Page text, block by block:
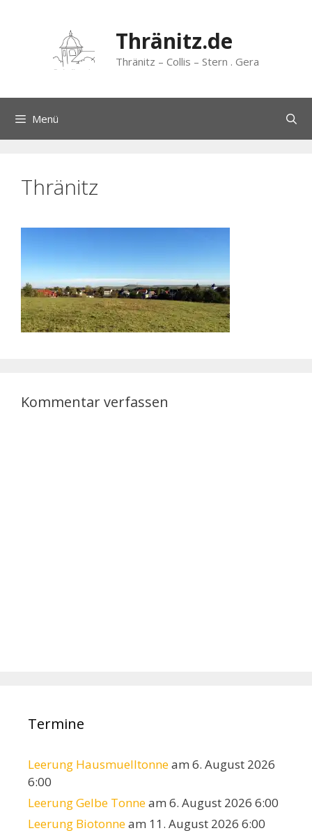
springen
Thränitz.de
Thränitz – Collis – Stern . Gera
Menü
Thränitz
Kommentar verfassen
Termine
Leerung Hausmuelltonneam 6. August 2026
6:00
Leerung Gelbe Tonneam 6. August 2026 6:00
Leerung Biotonneam 11. August 2026 6:00